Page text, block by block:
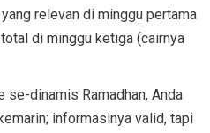
relevan di minggu pertama
di minggu ketiga (cairnya
se-dinamis Ramadhan, Anda
informasinya valid, tapi